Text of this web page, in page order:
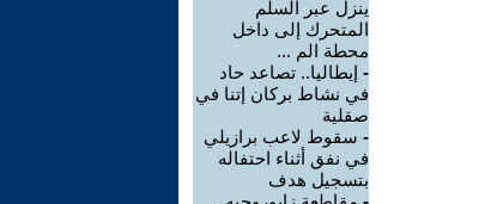
ينزل عبر السلم
المتحرك إلى داخل
محطة الم ...
- إيطاليا.. تصاعد حاد
في نشاط بركان إتنا في
صقلية
- سقوط لاعب برازيلي
في نفق أثناء احتفاله
بتسجيل هدف